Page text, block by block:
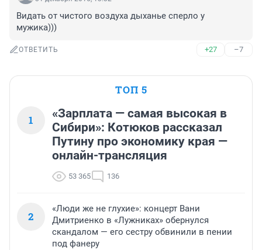
Видать от чистого воздуха дыханье сперло у
мужика)))
ОТВЕТИТЬ +27 –7
ТОП 5
1
«Зарплата — самая высокая в
Сибири»: Котюков рассказал
Путину про экономику края —
онлайн-трансляция
53 365 136
2
«Люди же не глухие»: концерт Вани
Дмитриенко в «Лужниках» обернулся
скандалом — его сестру обвинили в пении
под фанеру